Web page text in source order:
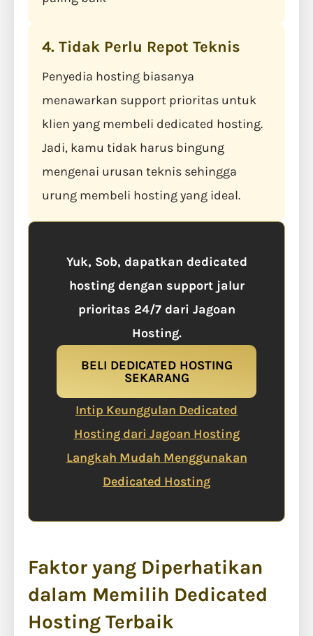
4. Tidak Perlu Repot Teknis
Penyedia hosting biasanya
menawarkan support prioritas untuk
klien yang membeli dedicated hosting.
Jadi, kamu tidak harus bingung
mengenai urusan teknis sehingga
urung membeli hosting yang ideal.
Yuk, Sob, dapatkan dedicated
hosting dengan support jalur
prioritas 24/7 dari Jagoan
Hosting.
BELI DEDICATED HOSTING
SEKARANG
Intip Keunggulan Dedicated
Hosting dari Jagoan Hosting
Langkah Mudah Menggunakan
Dedicated Hosting
Faktor yang Diperhatikan
dalam Memilih Dedicated
Hosting Terbaik